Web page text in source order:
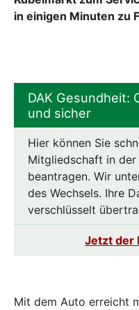
in einigen Minuten zu
DAK Gesundheit:
und sicher
Hier können Sie
Mitgliedschaft in der
beantragen. Wir
des Wechsels. Ihre
verschlüsselt
Jetzt der
Mit dem Auto erreicht